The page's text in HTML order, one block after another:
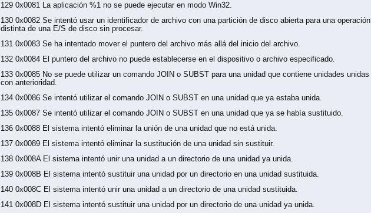
129 0x0081 La aplicación %1 no se puede ejecutar en modo Win32.
130 0x0082 Se intentó usar un identificador de archivo con una partición de disco abierta para una operación
distinta de una E/S de disco sin procesar.
131 0x0083 Se ha intentado mover el puntero del archivo más allá del inicio del archivo.
132 0x0084 El puntero del archivo no puede establecerse en el dispositivo o archivo especificado.
133 0x0085 No se puede utilizar un comando JOIN o SUBST para una unidad que contiene unidades unidas
con anterioridad.
134 0x0086 Se intentó utilizar el comando JOIN o SUBST en una unidad que ya estaba unida.
135 0x0087 Se intentó utilizar el comando JOIN o SUBST en una unidad que ya se había sustituido.
136 0x0088 El sistema intentó eliminar la unión de una unidad que no está unida.
137 0x0089 El sistema intentó eliminar la sustitución de una unidad sin sustituir.
138 0x008A El sistema intentó unir una unidad a un directorio de una unidad ya unida.
139 0x008B El sistema intentó sustituir una unidad por un directorio en una unidad sustituida.
140 0x008C El sistema intentó unir una unidad a un directorio de una unidad sustituida.
141 0x008D El sistema intentó sustituir una unidad por un directorio de una unidad ya unida.